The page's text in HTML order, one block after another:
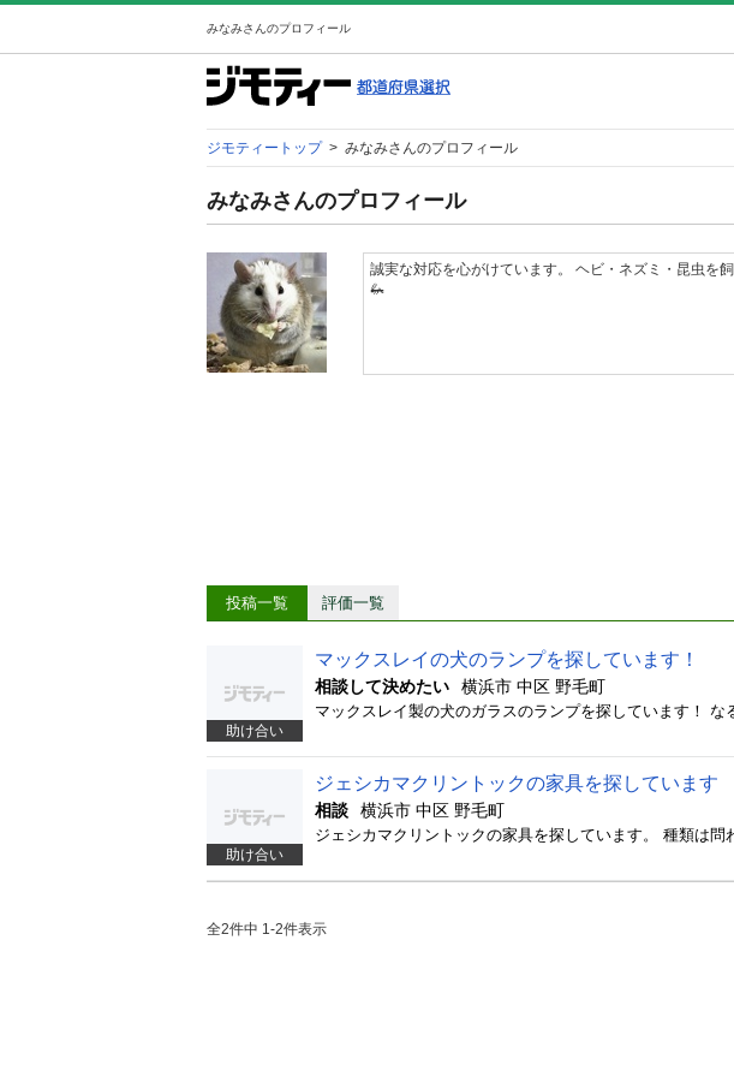
みなみさんのプロフィール
ジモティートップ > みなみさんのプロフィール
みなみさんのプロフィール
誠実な対応を心がけています。 ヘビ・ネズミ・昆虫を
🦗
投稿一覧 評価一覧
助け合い
マックスレイの犬のランプを探しています！
相談して決めたい 横浜市 中区 野毛町
マックスレイ製の犬のガラスのランプを探しています！
助け合い
ジェシカマクリントックの家具を探しています
相談 横浜市 中区 野毛町
全2件中 1-2件表示